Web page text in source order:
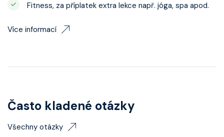
Fitness, za příplatek extra lekce např. jóga, spa apod.
Více informací
Často kladené otázky
Všechny otázky